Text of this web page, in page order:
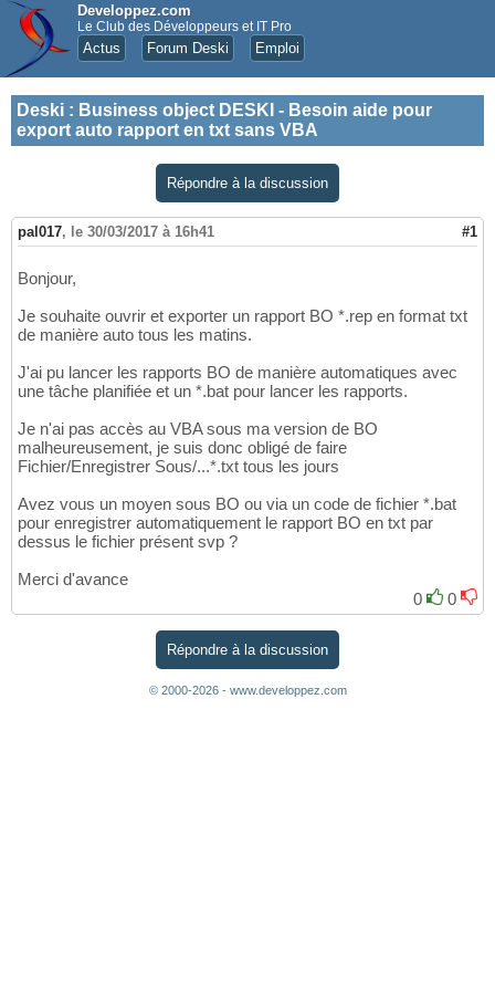
Developpez.com
Le Club des Développeurs et IT Pro
Actus Forum Deski Emploi
Deski : Business object DESKI - Besoin aide pour
export auto rapport en txt sans VBA
Répondre à la discussion
pal017, le 30/03/2017 à 16h41 #1
Bonjour,
Je souhaite ouvrir et exporter un rapport BO *.rep en format txt
de manière auto tous les matins.
J'ai pu lancer les rapports BO de manière automatiques avec
une tâche planifiée et un *.bat pour lancer les rapports.
Je n'ai pas accès au VBA sous ma version de BO
malheureusement, je suis donc obligé de faire
Fichier/Enregistrer Sous/...*.txt tous les jours
Avez vous un moyen sous BO ou via un code de fichier *.bat
pour enregistrer automatiquement le rapport BO en txt par
dessus le fichier présent svp ?
Merci d'avance
0
0
Répondre à la discussion
© 2000-2026 - www.developpez.com